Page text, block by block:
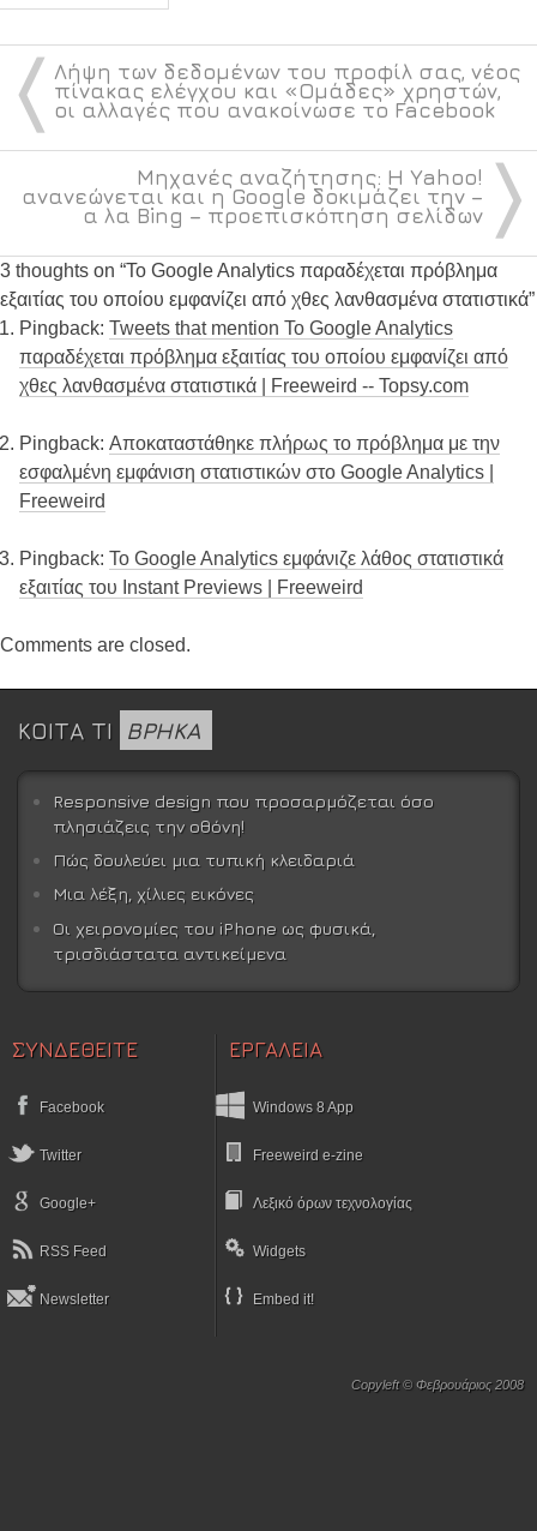
〈 Λήψη των δεδομένων του προφίλ σας, νέος
πίνακας ελέγχου και «Ομάδες» χρηστών,
οι αλλαγές που ανακοίνωσε το Facebook
〉
Μηχανές αναζήτησης: Η Yahoo!
ανανεώνεται και η Google δοκιμάζει την –
α λα Bing – προεπισκόπηση σελίδων
3 thoughts on “Το Google Analytics παραδέχεται πρόβλημα
εξαιτίας του οποίου εμφανίζει από χθες λανθασμένα στατιστικά”
Pingback: Tweets that mention Το Google Analytics
παραδέχεται πρόβλημα εξαιτίας του οποίου εμφανίζει από
χθες λανθασμένα στατιστικά | Freeweird -- Topsy.com
Pingback: Αποκαταστάθηκε πλήρως το πρόβλημα με την
εσφαλμένη εμφάνιση στατιστικών στο Google Analytics |
Freeweird
Pingback: Το Google Analytics εμφάνιζε λάθος στατιστικά
εξαιτίας του Instant Previews | Freeweird
Comments are closed.
ΚΟΙΤΑ ΤΙ ΒΡΗΚΑ
Responsive design που προσαρμόζεται όσο
πλησιάζεις την οθόνη!
Πώς δουλεύει μια τυπική κλειδαριά
Μια λέξη, χίλιες εικόνες
Οι χειρονομίες του iPhone ως φυσικά,
τρισδιάστατα αντικείμενα
ΣΥΝΔΕΘΕΙΤΕ
Facebook
Twitter
Google+
RSS Feed
Newsletter
ΕΡΓΑΛΕΙΑ
Windows 8 App
Freeweird e-zine
Λεξικό όρων τεχνολογίας
Widgets
Embed it!
Copyleft © Φεβρουάριος 2008